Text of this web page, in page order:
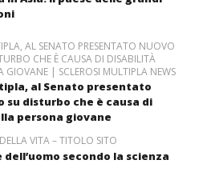
AL SENATO PRESENTATO NUOVO
CHE È CAUSA DI DISABILITÀ
GIOVANE | SCLEROSI MULTIPLA NEWS
al Senato presentato
su disturbo che è causa di
persona giovane
VITA – TITOLO SITO
dell’uomo secondo la scienza